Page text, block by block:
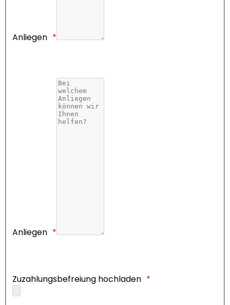
Anliegen
Anliegen
Zuzahlungsbefreiung hochladen